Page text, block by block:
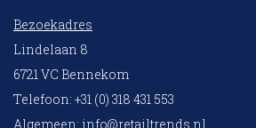
Bezoekadres
Lindelaan 8
6721 VC Bennekom
Telefoon: +31 (0) 318 431 553
Algemeen: info@retailtrends.nl